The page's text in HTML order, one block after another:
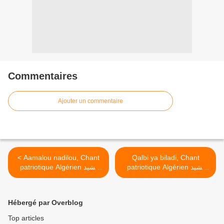
Commentaires
Ajouter un commentaire
< Aamalou nadilou, Chant
patriotique Algérien نشيد
وطني و ثوري جزائري ـ أعملو
Qalbi ya biladi, Chant
patriotique Algérien نشيد
وطني و ثوري جزائري ـ قلبي يا
Hébergé par Overblog
Top articles